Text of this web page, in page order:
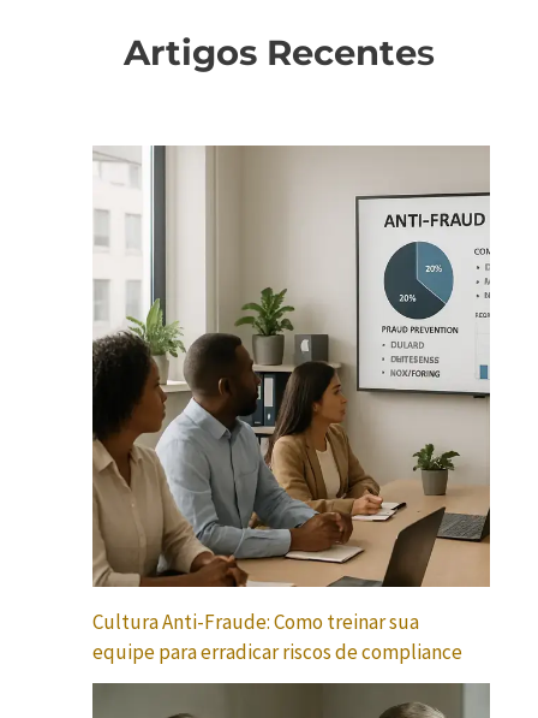
Artigos Recentes
Cultura Anti-Fraude: Como treinar sua
equipe para erradicar riscos de compliance